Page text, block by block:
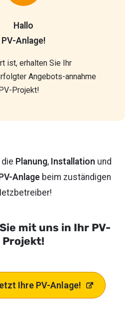
Hallo
PV-Anlage!
ist, erhalten Sie Ihr
Angebots-annahme
Projekt!
Planung, Installation und
Anlagebeim zuständigen
mit uns in Ihr PV-
Projekt!
Ihre PV-Anlage!